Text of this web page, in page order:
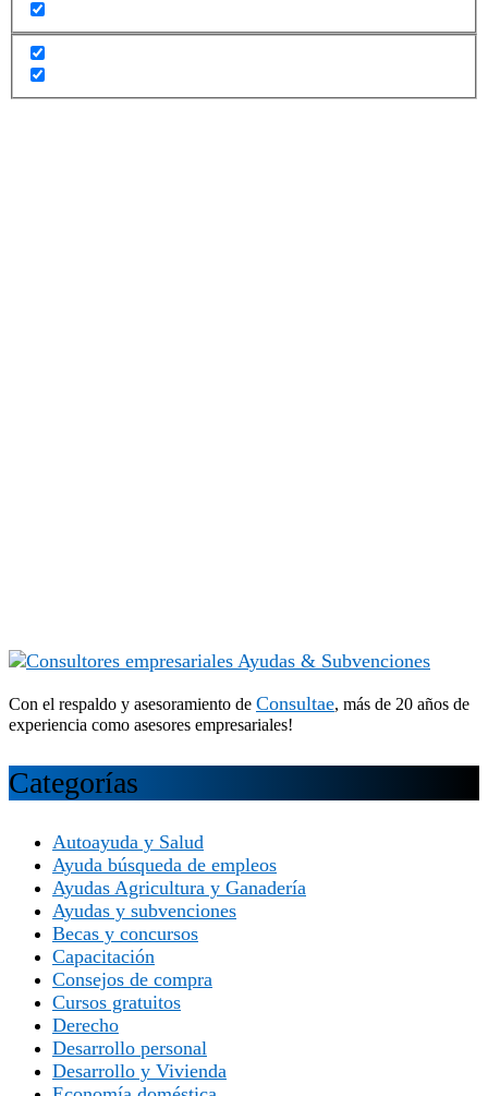
Con el respaldo y asesoramiento de Consultae, más de 20 años de
experiencia como asesores empresariales!
Categorías
Autoayuda y Salud
Ayuda búsqueda de empleos
Ayudas Agricultura y Ganadería
Ayudas y subvenciones
Becas y concursos
Capacitación
Consejos de compra
Cursos gratuitos
Derecho
Desarrollo personal
Desarrollo y Vivienda